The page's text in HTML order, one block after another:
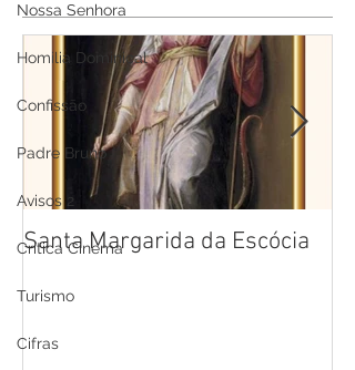
Nossa Senhora
Homilia Dominical
Confissão
Padre Bruno
Avisos 2
Crítica Cinema
Turismo
Cifras
Santa Margarida da Escócia